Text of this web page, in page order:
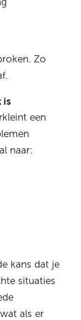
Zo
is
een
naar:
kans dat je
situaties
als er